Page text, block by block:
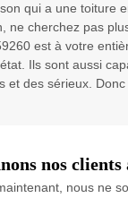
qui a une toiture
ne cherchez pas
est à votre
Ils sont aussi
et des sérieux.
nos clients
nous ne